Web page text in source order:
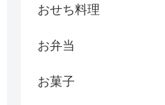
おせち料理
お弁当
お菓子